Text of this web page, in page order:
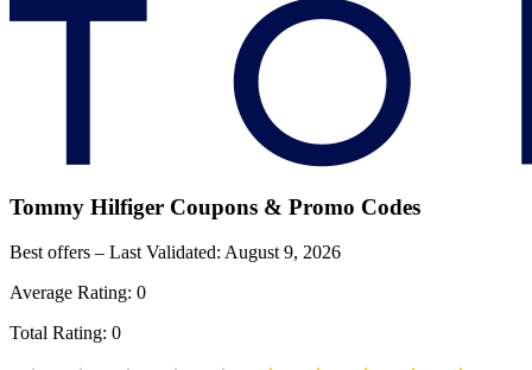
Tommy Hilfiger Coupons & Promo Codes
Best offers – Last Validated: August 9, 2026
Average Rating: 0
Total Rating: 0